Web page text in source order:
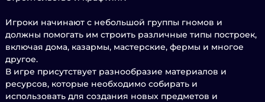
Игроки начинают с небольшой группы гномов и
должны помогать им строить различные типы построек,
включая дома, казармы, мастерские, фермы и многое
другое.
В игре присутствует разнообразие материалов и
ресурсов, которые необходимо собирать и
использовать для создания новых предметов и